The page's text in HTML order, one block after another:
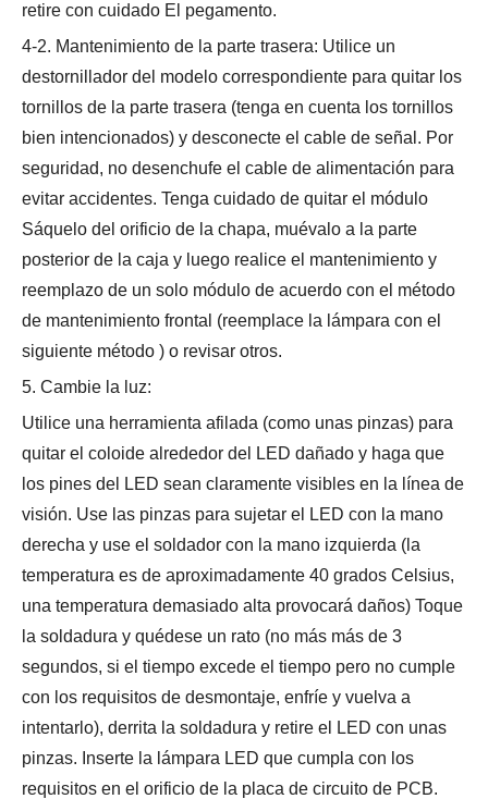
retire con cuidado El pegamento.
4-2. Mantenimiento de la parte trasera: Utilice un
destornillador del modelo correspondiente para quitar los
tornillos de la parte trasera (tenga en cuenta los tornillos
bien intencionados) y desconecte el cable de señal. Por
seguridad, no desenchufe el cable de alimentación para
evitar accidentes. Tenga cuidado de quitar el módulo
Sáquelo del orificio de la chapa, muévalo a la parte
posterior de la caja y luego realice el mantenimiento y
reemplazo de un solo módulo de acuerdo con el método
de mantenimiento frontal (reemplace la lámpara con el
siguiente método ) o revisar otros.
5. Cambie la luz:
Utilice una herramienta afilada (como unas pinzas) para
quitar el coloide alrededor del LED dañado y haga que
los pines del LED sean claramente visibles en la línea de
visión. Use las pinzas para sujetar el LED con la mano
derecha y use el soldador con la mano izquierda (la
temperatura es de aproximadamente 40 grados Celsius,
una temperatura demasiado alta provocará daños) Toque
la soldadura y quédese un rato (no más más de 3
segundos, si el tiempo excede el tiempo pero no cumple
con los requisitos de desmontaje, enfríe y vuelva a
intentarlo), derrita la soldadura y retire el LED con unas
pinzas. Inserte la lámpara LED que cumpla con los
requisitos en el orificio de la placa de circuito de PCB.